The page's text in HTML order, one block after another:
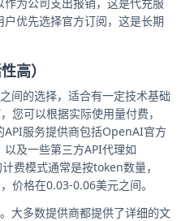
优先选择官方订阅，这是长期
高）
间的选择，适合有一定技术基础
您可以根据实际使用量付费，
服务提供商包括OpenAI官方
及一些第三方API代理如
费模式通常是按token数量，
价格在0.03-0.06美元之间。
大多数提供商都提供了详细的文